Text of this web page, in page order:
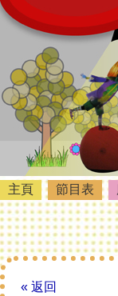
主頁 節目表
« 返回